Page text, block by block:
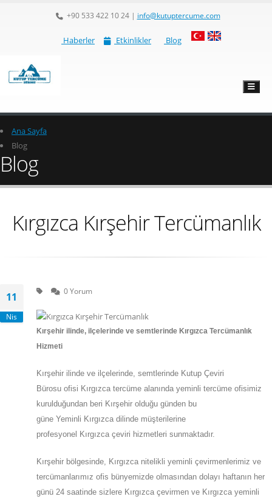
+90 533 422 10 24| info@kutuptercume.com
Haberler Etkinlikler Blog
Ana Sayfa
Blog
Blog
Kırgızca Kırşehir Tercümanlık
11
Nis
0 Yorum
Kırşehir ilinde, ilçelerinde ve semtlerinde Kırgızca Tercümanlık
Hizmeti
Kırşehir ilinde ve ilçelerinde, semtlerinde Kutup Çeviri
Bürosu ofisi Kırgızca tercüme alanında yeminli tercüme ofisimiz
kurulduğundan beri Kırşehir olduğu günden bu
güne Yeminli Kırgızca dilinde müşterilerine
profesyonel Kırgızca çeviri hizmetleri sunmaktadır.
Kırşehir bölgesinde, Kırgızca nitelikli yeminli çevirmenlerimiz ve
tercümanlarımız ofis bünyemizde olmasından dolayı haftanın her
günü 24 saatinde sizlere Kırgızca çevirmen ve Kırgızca yeminli